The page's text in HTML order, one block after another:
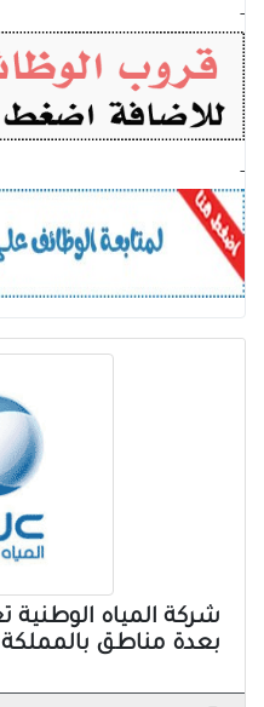
-
-
بعدة مناطق بالمملكة